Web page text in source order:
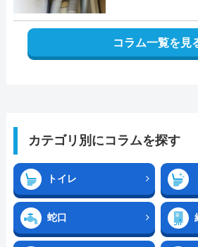
コラム一覧を見
カテゴリ別にコラムを探す
トイレ
蛇口